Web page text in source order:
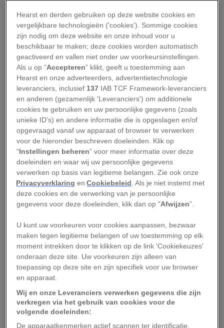
ReconAfrica, voorheen Reconnaissance Energy
Africa Ltd., is een bedrijf voor olie- en
gasexploratie dat aan de Canadese en Duitse
beurs is genoteerd. De booroperaties van het
bedrijf staan onder leiding vanNick Steinsberger
een Amerikaanseexpert op het gebied van
fracking. ReconAfrica heeft een concessie voor
de exploratie van een gebied van ruim 34.000
vierkante kilometer in Namibië en Botswana.
ZoalsNational Geographiceerder berichtte,
omvat dat gebied ook de Kavango-Zambezi
Transfrontier Conservation Area en aanvankelijk
ook de Tsodilo Hills, een Wereldnatuurerfgoed
in Botswana. Nadat National Geographic in
oktober aandacht aan de proefboring had
besteed, werden de Tsodilo Hillsvan de
concessie uitgesloten. In het betreffende gebied
leven diverse bedreigde diersoorten, waaronder
hyenahonden, witruggieren en Temminck-
schubdieren. De grootste, nog resterende kudde
savanneolifanten in Afrika trekt door dit gebied.
Hearst en derden gebruiken op deze website cookies en
vergelijkbare technologieën ('cookies'). Sommige cookies
zijn nodig om deze website en onze inhoud voor u
beschikbaar te maken; deze cookies worden automatisch
geactiveerd en vallen niet onder uw voorkeursinstellingen.
Als u op “Accepteren” klikt, geeft u toestemming aan
Hearst en onze adverteerders, advertentietechnologie
leveranciers, inclusief 137 IAB TCF Framework-leveranciers
en anderen (gezamenlijk 'Leveranciers') om additionele
cookies te gebruiken en uw persoonlijke gegevens (zoals
unieke ID’s) en andere informatie die is opgeslagen en/of
opgevraagd vanaf uw apparaat of browser te verwerken
voor de hieronder beschreven doeleinden. Klik op
“Instellingen beheren” voor meer informatie over deze
doeleinden en waar wij uw persoonlijke gegevens
verwerken op basis van legitieme belangen. Zie ook onze
Privacyverklaring enCookiebeleid. Als je niet instemt met
deze cookies en de verwerking van je persoonlijke
gegevens voor deze doeleinden, klik dan op "Afwijzen”.
U kunt uw voorkeuren voor cookies aanpassen, bezwaar
maken tegen legitieme belangen of uw toestemming op elk
moment intrekken door te klikken op de link 'Cookiekeuzes'
onderaan deze site. Uw voorkeuren zijn alleen van
toepassing op deze site en zijn specifiek voor uw browser
en apparaat.
Wij en onze Leveranciers verwerken gegevens die zijn
verkregen via het gebruik van cookies voor de
volgende doeleinden:
De apparaatkenmerken actief scannen ter identificatie.